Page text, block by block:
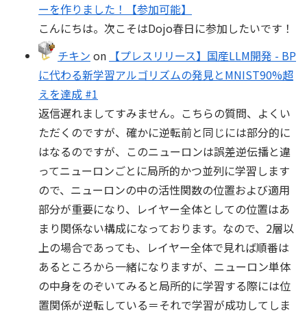
ーを作りました！【参加可能】
こんにちは。次こそはDojo春日に参加したいです！
チキン on 【プレスリリース】国産LLM開発 - BP
に代わる新学習アルゴリズムの発見とMNIST90%超
えを達成 #1
返信遅れましてすみません。こちらの質問、よくい
ただくのですが、確かに逆転前と同じには部分的に
はなるのですが、このニューロンは誤差逆伝播と違
ってニューロンごとに局所的かつ並列に学習します
ので、ニューロンの中の活性関数の位置および適用
部分が重要になり、レイヤー全体としての位置はあ
まり関係ない構成になっております。なので、2層以
上の場合であっても、レイヤー全体で見れば順番は
あるところから一緒になりますが、ニューロン単体
の中身をのぞいてみると局所的に学習する際には位
置関係が逆転している＝それで学習が成功してしま